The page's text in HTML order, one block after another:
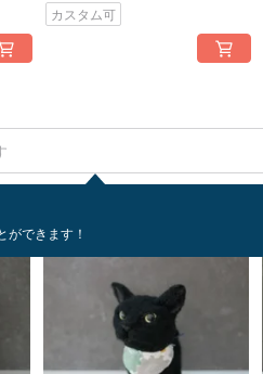
カスタム可
ができます！